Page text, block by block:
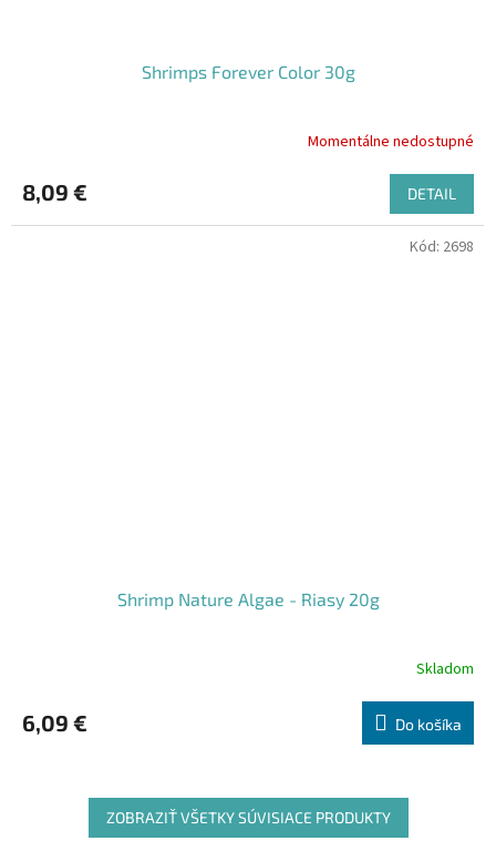
Shrimps Forever Color 30g
Momentálne nedostupné
8,09 € DETAIL
Shrimp Nature Algae - Riasy 20g
Skladom
6,09 € Do košíka
Kód: 2698
ZOBRAZIŤ VŠETKY SÚVISIACE PRODUKTY